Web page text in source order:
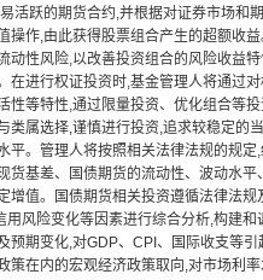
活跃的期货合约,并根据对证券市场和
操作,由此获得股票组合产生的超额收
动性风险,以改善投资组合的风险收益
在进行权证投资时,基金管理人将通过
性等特性,通过限量投资、优化组合等
类属选择,谨慎进行投资,追求较稳定的
平。管理人将按照相关法律法规的规
货基差、国债期货的流动性、波动水
增值。国债期货相关投资遵循法律法
风险变化等因素进行综合分析,构建和
预期变化,对GDP、CPI、国际收支等
策在内的宏观经济政策取向,对市场利